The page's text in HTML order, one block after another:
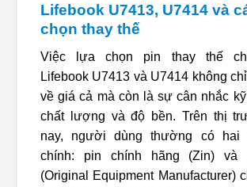
Lifebook U7413, U7414 và
chọn thay thế
Việc lựa chọn pin thay thế
Lifebook U7413 và U7414 không
về giá cả mà còn là sự cân nhắc
chất lượng và độ bền. Trên thị
nay, người dùng thường có hai
chính: pin chính hãng (Zin) và
(Original Equipment Manufacturer)